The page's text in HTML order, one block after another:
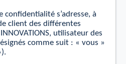
conﬁdentialité s’adresse, à
client des diﬀérentes
utilisateur des
comme suit : « vous »